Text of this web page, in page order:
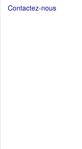
nouvelle
Contactez-nous